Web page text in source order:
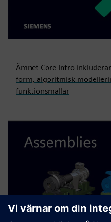
Ämnet Core Intro
form, algoritmisk
funktionsmallar